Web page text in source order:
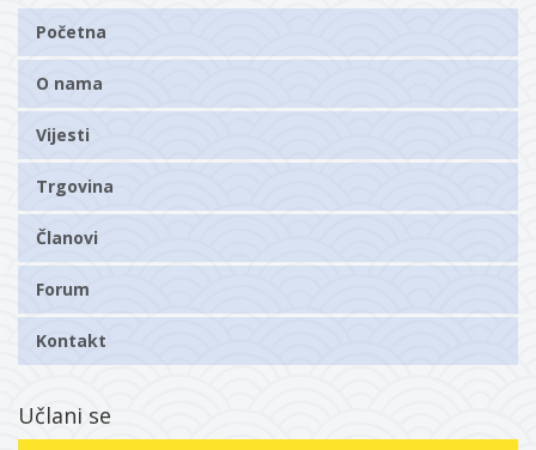
Početna
O nama
Vijesti
Trgovina
Članovi
Forum
Kontakt
Učlani se